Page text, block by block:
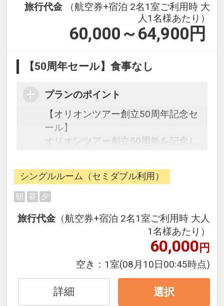
旅行代金
（航空券+宿泊 2名1室ご利用時 大
人1名様あたり）
60,000～64,900 円
【50周年セール】食事なし
プランのポイント
【オリオンツアー創立50周年記念セ
ール】
オリオンツアー創立50周年を記念し
往復の航空券と宿泊がセットになっ
たスタンダードの＜食事なし＞プラ
フライトと宿泊を自由に組み合わせ
できるダイナミックパッケージだか
ら、一都市滞在はもちろん周遊旅行
にも最適！
旅行期間中の1泊だけの宿泊や延
泊・飛び泊なども自由自在です。
JALマイレージ会員の方にはフライ
シングルルーム（セミダブル利用）
朝 昼 夕
旅行代金 （航空券+宿泊 2名1室ご利用時 大人
1名様あたり）
60,000円
空き： 1室(08月10日00:45時点)
詳細 選択